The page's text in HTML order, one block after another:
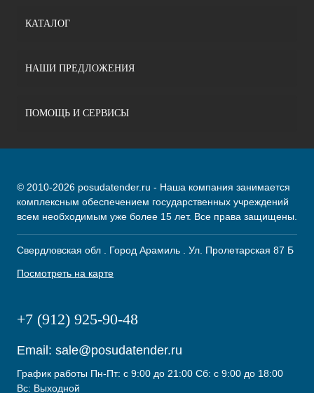
КАТАЛОГ
НАШИ ПРЕДЛОЖЕНИЯ
ПОМОЩЬ И СЕРВИСЫ
© 2010-2026 posudatender.ru - Наша компания занимается
комплексным обеспечением государственных учреждений
всем необходимым уже более 15 лет. Все права защищены.
Свердловская обл . Город Арамиль . Ул. Пролетарская 87 Б
Посмотреть на карте
+7 (912) 925-90-48
Email: sale@posudatender.ru
График работы Пн-Пт: с 9:00 до 21:00 Сб: с 9:00 до 18:00
Вс: Выходной